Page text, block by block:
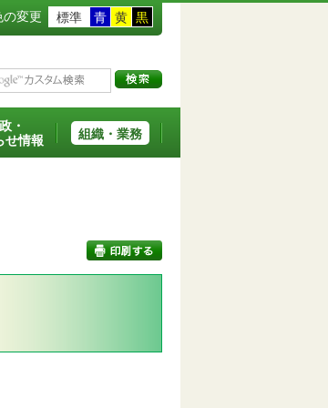
の変更 標準 青 黄 黒
・
せ情報
組織・業務